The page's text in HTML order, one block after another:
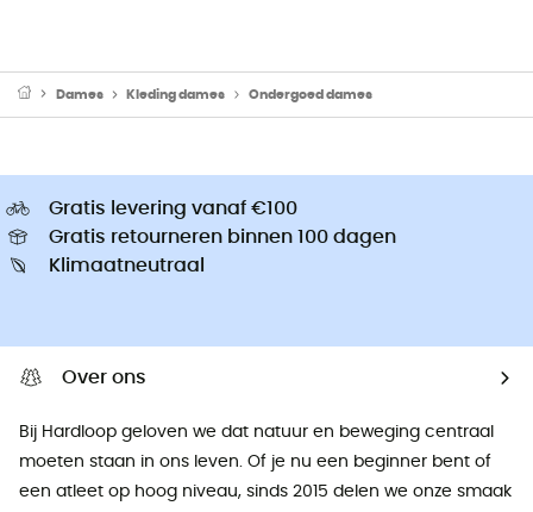
Dames Kleding dames Ondergoed dames
Gratis levering vanaf €100
Gratis retourneren binnen 100 dagen
Klimaatneutraal
Over ons
Bij Hardloop geloven we dat natuur en beweging centraal
moeten staan ​​in ons leven. Of je nu een beginner bent of
een atleet op hoog niveau, sinds 2015 delen we onze smaak